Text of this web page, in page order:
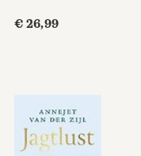
€ 26,99